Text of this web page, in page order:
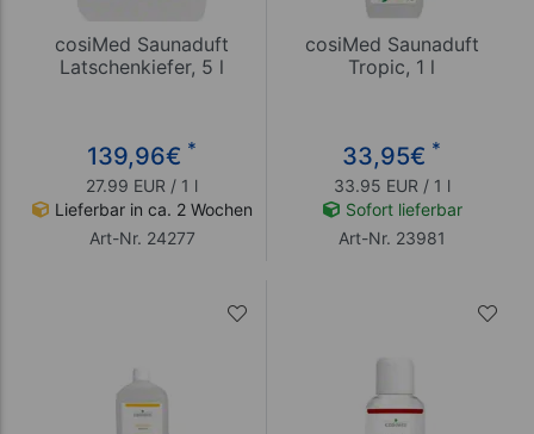
cosiMed Saunaduft
Latschenkiefer, 5 l
139,96€ *
27.99 EUR / 1 l
Lieferbar in ca. 2 Wochen
Art-Nr. 24277
cosiMed Saunaduft
Tropic, 1 l
33,95€ *
33.95 EUR / 1 l
Sofort lieferbar
Art-Nr. 23981